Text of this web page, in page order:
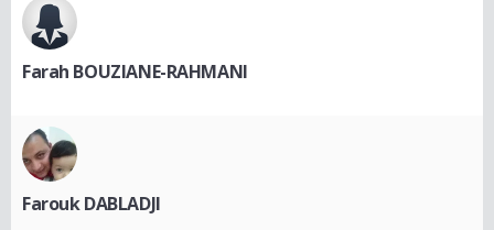
Farah BOUZIANE-RAHMANI
Farouk DABLADJI